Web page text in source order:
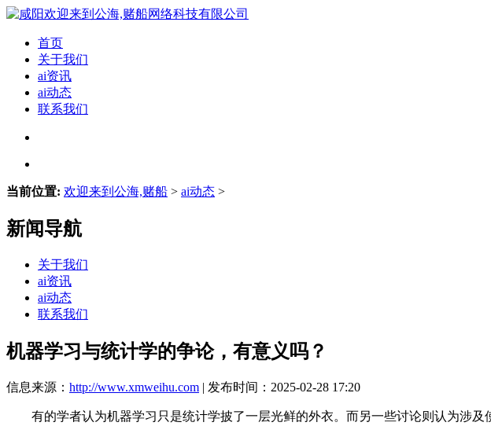
首页
关于我们
ai资讯
ai动态
联系我们
当前位置: 欢迎来到公海,赌船 > ai动态 >
新闻导航
关于我们
ai资讯
ai动态
联系我们
机器学习与统计学的争论，有意义吗？
信息来源： http://www.xmweihu.com | 发布时间：2025-02-28 17:20
有的学者认为机器学习只是统计学披了一层光鲜的外衣。而另一些讨论则认为涉及